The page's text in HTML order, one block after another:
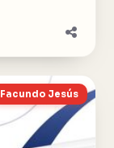
Facundo Jesús